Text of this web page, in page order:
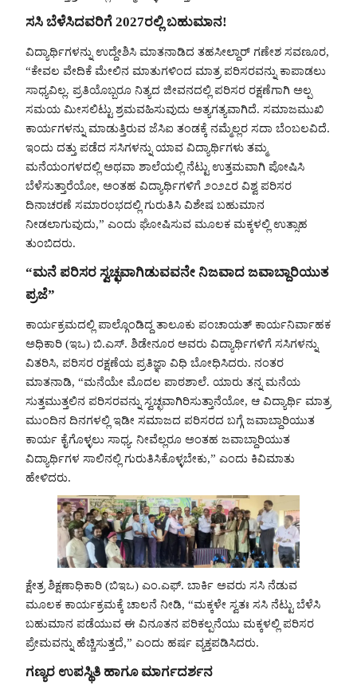
ಸಸಿ ಬೆಳೆಸಿದವರಿಗೆ 2027ರಲ್ಲಿ ಬಹುಮಾನ!
ವಿದ್ಯಾರ್ಥಿಗಳನ್ನು ಉದ್ದೇಶಿಸಿ ಮಾತನಾಡಿದ ತಹಸೀಲ್ದಾರ್ ಗಣೇಶ ಸವಣೂರ,
“ಕೇವಲ ವೇದಿಕೆ ಮೇಲಿನ ಮಾತುಗಳಿಂದ ಮಾತ್ರ ಪರಿಸರವನ್ನು ಕಾಪಾಡಲು
ಸಾಧ್ಯವಿಲ್ಲ. ಪ್ರತಿಯೊಬ್ಬರೂ ನಿತ್ಯದ ಜೀವನದಲ್ಲಿ ಪರಿಸರ ರಕ್ಷಣೆಗಾಗಿ ಅಲ್ಪ
ಸಮಯ ಮೀಸಲಿಟ್ಟು ಶ್ರಮವಹಿಸುವುದು ಅತ್ಯಗತ್ಯವಾಗಿದೆ. ಸಮಾಜಮುಖಿ
ಕಾರ್ಯಗಳನ್ನು ಮಾಡುತ್ತಿರುವ ಜೆಸಿಐ ತಂಡಕ್ಕೆ ನಮ್ಮೆಲ್ಲರ ಸದಾ ಬೆಂಬಲವಿದೆ.
ಇಂದು ದತ್ತು ಪಡೆದ ಸಸಿಗಳನ್ನು ಯಾವ ವಿದ್ಯಾರ್ಥಿಗಳು ತಮ್ಮ
ಮನೆಯಂಗಳದಲ್ಲಿ ಅಥವಾ ಶಾಲೆಯಲ್ಲಿ ನೆಟ್ಟು ಉತ್ತಮವಾಗಿ ಪೋಷಿಸಿ
ಬೆಳೆಸುತ್ತಾರೆಯೋ, ಅಂತಹ ವಿದ್ಯಾರ್ಥಿಗಳಿಗೆ ೨೦೨೭ರ ವಿಶ್ವ ಪರಿಸರ
ದಿನಾಚರಣೆ ಸಮಾರಂಭದಲ್ಲಿ ಗುರುತಿಸಿ ವಿಶೇಷ ಬಹುಮಾನ
ನೀಡಲಾಗುವುದು,” ಎಂದು ಘೋಷಿಸುವ ಮೂಲಕ ಮಕ್ಕಳಲ್ಲಿ ಉತ್ಸಾಹ
ತುಂಬಿದರು.
“ಮನೆ ಪರಿಸರ ಸ್ವಚ್ಛವಾಗಿಡುವವನೇ ನಿಜವಾದ ಜವಾಬ್ದಾರಿಯುತ
ಪ್ರಜೆ”
ಕಾರ್ಯಕ್ರಮದಲ್ಲಿ ಪಾಲ್ಗೊಂಡಿದ್ದ ತಾಲೂಕು ಪಂಚಾಯತ್ ಕಾರ್ಯನಿರ್ವಾಹಕ
ಅಧಿಕಾರಿ (ಇಒ) ಬಿ.ಎಸ್. ಶಿಡೇನೂರ ಅವರು ವಿದ್ಯಾರ್ಥಿಗಳಿಗೆ ಸಸಿಗಳನ್ನು
ವಿತರಿಸಿ, ಪರಿಸರ ರಕ್ಷಣೆಯ ಪ್ರತಿಜ್ಞಾ ವಿಧಿ ಬೋಧಿಸಿದರು. ನಂತರ
ಮಾತನಾಡಿ, “ಮನೆಯೇ ಮೊದಲ ಪಾಠಶಾಲೆ. ಯಾರು ತನ್ನ ಮನೆಯ
ಸುತ್ತಮುತ್ತಲಿನ ಪರಿಸರವನ್ನು ಸ್ವಚ್ಛವಾಗಿರಿಸುತ್ತಾನೆಯೋ, ಆ ವಿದ್ಯಾರ್ಥಿ ಮಾತ್ರ
ಮುಂದಿನ ದಿನಗಳಲ್ಲಿ ಇಡೀ ಸಮಾಜದ ಪರಿಸರದ ಬಗ್ಗೆ ಜವಾಬ್ದಾರಿಯುತ
ಕಾರ್ಯ ಕೈಗೊಳ್ಳಲು ಸಾಧ್ಯ. ನೀವೆಲ್ಲರೂ ಅಂತಹ ಜವಾಬ್ದಾರಿಯುತ
ವಿದ್ಯಾರ್ಥಿಗಳ ಸಾಲಿನಲ್ಲಿ ಗುರುತಿಸಿಕೊಳ್ಳಬೇಕು,” ಎಂದು ಕಿವಿಮಾತು
ಹೇಳಿದರು.
ಕ್ಷೇತ್ರ ಶಿಕ್ಷಣಾಧಿಕಾರಿ (ಬಿಇಒ) ಎಂ.ಎಫ್. ಬಾರ್ಕಿ ಅವರು ಸಸಿ ನೆಡುವ
ಮೂಲಕ ಕಾರ್ಯಕ್ರಮಕ್ಕೆ ಚಾಲನೆ ನೀಡಿ, “ಮಕ್ಕಳೇ ಸ್ವತಃ ಸಸಿ ನೆಟ್ಟು ಬೆಳೆಸಿ
ಬಹುಮಾನ ಪಡೆಯುವ ಈ ವಿನೂತನ ಪರಿಕಲ್ಪನೆಯು ಮಕ್ಕಳಲ್ಲಿ ಪರಿಸರ
ಪ್ರೇಮವನ್ನು ಹೆಚ್ಚಿಸುತ್ತದೆ,” ಎಂದು ಹರ್ಷ ವ್ಯಕ್ತಪಡಿಸಿದರು.
ಗಣ್ಯರ ಉಪಸ್ಥಿತಿ ಹಾಗೂ ಮಾರ್ಗದರ್ಶನ